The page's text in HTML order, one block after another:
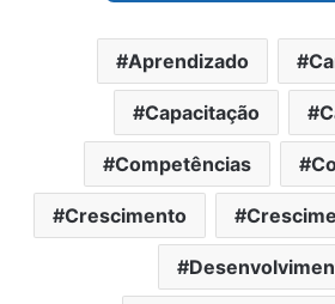
Aprendizado
Capacitação
Competências
Crescimento